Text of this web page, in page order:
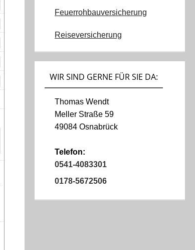
Feuerrohbauversicherung
Reiseversicherung
WIR SIND GERNE FÜR SIE DA:
Thomas Wendt
Meller Straße 59
49084 Osnabrück
Telefon:
0541-4083301
0178-5672506